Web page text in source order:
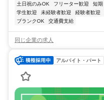
土日祝のみOK
フリーター歓迎 短期
学生歓迎
未経験者歓迎 経験者歓迎
ブランクOK
交通費支給
同じ企業の求人
アルバイト・パート